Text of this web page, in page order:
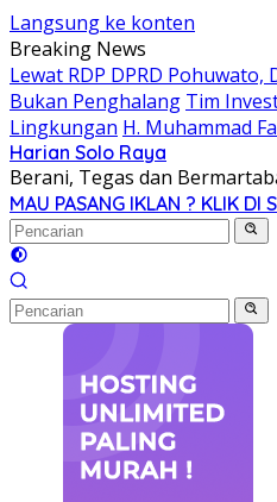
Langsung ke konten
Breaking News
Lewat RDP DPRD Pohuwato,
Bukan Penghalang Tim
Lingkungan H. Muhammad
Harian Solo Raya
Berani, Tegas dan
MAU PASANG IKLAN ? KLIK DI